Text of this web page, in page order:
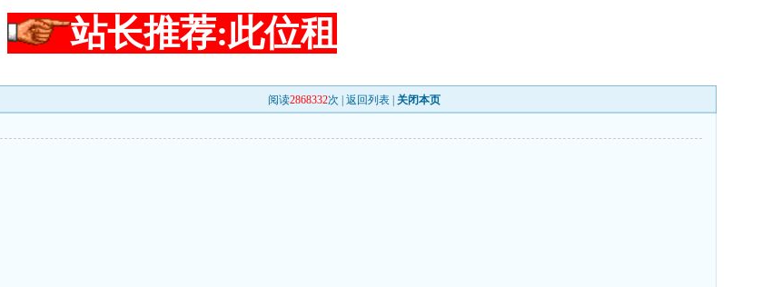
站长推荐:此位租
阅读2868332次 | 返回列表 关闭本页